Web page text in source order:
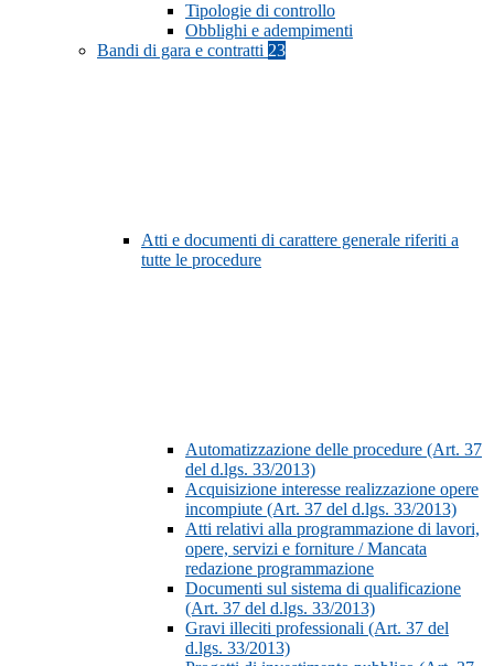
Tipologie di controllo
Obblighi e adempimenti
Bandi di gara e contratti 23
Atti e documenti di carattere generale riferiti a
tutte le procedure
Automatizzazione delle procedure (Art. 37
del d.lgs. 33/2013)
Acquisizione interesse realizzazione opere
incompiute (Art. 37 del d.lgs. 33/2013)
Atti relativi alla programmazione di lavori,
opere, servizi e forniture / Mancata
redazione programmazione
Documenti sul sistema di qualificazione
(Art. 37 del d.lgs. 33/2013)
Gravi illeciti professionali (Art. 37 del
d.lgs. 33/2013)